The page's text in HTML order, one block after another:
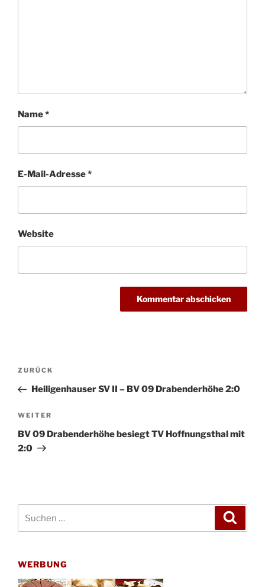
Name*
E-Mail-Adresse*
Website
Beitragsnavigation
Vorheriger
Beitrag
ZURÜCK
Heiligenhauser SV II – BV 09 Drabenderhöhe 2:0
Nächster
Beitrag
WEITER
BV 09 Drabenderhöhe besiegt TV Hoffnungsthal mit
2:0
nach:
WERBUNG